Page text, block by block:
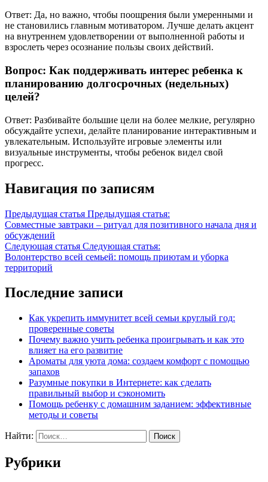
Ответ: Да, но важно, чтобы поощрения были умеренными и
не становились главным мотиватором. Лучше делать акцент
на внутреннем удовлетворении от выполненной работы и
взрослеть через осознание пользы своих действий.
Вопрос: Как поддерживать интерес ребенка к
планированию долгосрочных (недельных)
целей?
Ответ: Разбивайте большие цели на более мелкие, регулярно
обсуждайте успехи, делайте планирование интерактивным и
увлекательным. Используйте игровые элементы или
визуальные инструменты, чтобы ребенок видел свой
прогресс.
Навигация по записям
Предыдущая статья Предыдущая статья:
Совместные завтраки – ритуал для позитивного начала дня и
обсуждений
Следующая статья Следующая статья:
Волонтерство всей семьей: помощь приютам и уборка
территорий
Последние записи
Как укрепить иммунитет всей семьи круглый год:
проверенные советы
Почему важно учить ребенка проигрывать и как это
влияет на его развитие
Ароматы для уюта дома: создаем комфорт с помощью
запахов
Разумные покупки в Интернете: как сделать
правильный выбор и сэкономить
Помощь ребенку с домашним заданием: эффективные
методы и советы
Найти:
Рубрики